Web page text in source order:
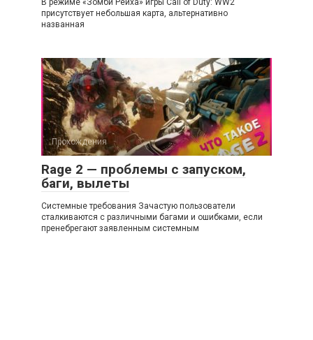
В режиме «Зомби Рейха» игры Call of Duty: WW2
присутствует небольшая карта, альтернативно
названная
Прохождения
Rage 2 — проблемы с запуском,
баги, вылеты
Системные требования Зачастую пользователи
сталкиваются с различными багами и ошибками, если
пренебрегают заявленным системным